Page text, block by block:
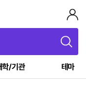
학/기관 테마